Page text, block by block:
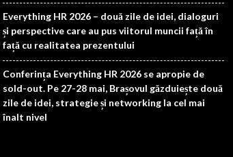
Everything HR 2026 – două zile de idei, dialoguri
și perspective care au pus viitorul muncii față în
față cu realitatea prezentului
Conferința Everything HR 2026 se apropie de
sold-out. Pe 27-28 mai, Brașovul găzduiește două
zile de idei, strategie și networking la cel mai
înalt nivel